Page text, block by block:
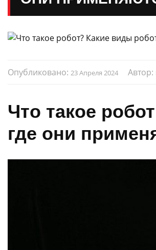
Опубликовано: 23 Апреля 2024 Автор:
Что такое
где они